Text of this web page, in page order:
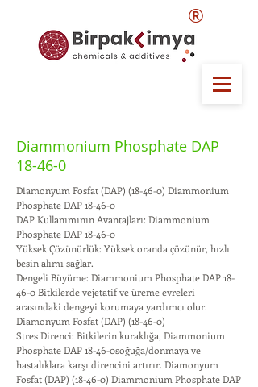
®
Diammonium Phosphate DAP
18-46-0
Diamonyum Fosfat (DAP) (18-46-0) Diammonium
Phosphate DAP 18-46-0
DAP Kullanımının Avantajları: Diammonium
Phosphate DAP 18-46-0
Yüksek Çözünürlük: Yüksek oranda çözünür, hızlı
besin alımı sağlar.
Dengeli Büyüme: Diammonium Phosphate DAP 18-
46-0 Bitkilerde vejetatif ve üreme evreleri
arasındaki dengeyi korumaya yardımcı olur.
Diamonyum Fosfat (DAP) (18-46-0)
Stres Direnci: Bitkilerin kuraklığa, Diammonium
Phosphate DAP 18-46-0soğuğa/donmaya ve
hastalıklara karşı direncini artırır. Diamonyum
Fosfat (DAP) (18-46-0) Diammonium Phosphate DAP